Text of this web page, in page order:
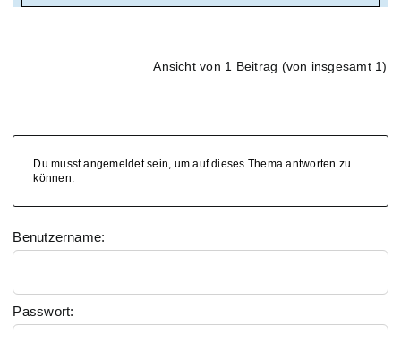
Ansicht von 1 Beitrag (von insgesamt 1)
Du musst angemeldet sein, um auf dieses Thema antworten zu
können.
Benutzername:
Passwort: